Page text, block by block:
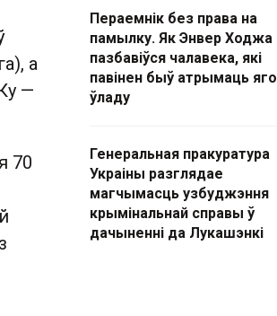
а
—
70
Пераемнік без права на
памылку. Як Энвер Ходжа
пазбавіўся чалавека, які
павінен быў атрымаць яго
ўладу
Генеральная пракуратура
Украіны разглядае
магчымасць узбуджэння
крымінальнай справы ў
дачыненні да Лукашэнкі